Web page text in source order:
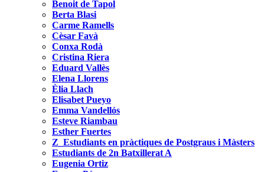
Benoit de Tapol
Berta Blasi
Carme Ramells
Cèsar Favà
Conxa Rodà
Cristina Riera
Eduard Vallès
Elena Llorens
Èlia Llach
Elisabet Pueyo
Emma Vandellós
Esteve Riambau
Esther Fuertes
Z_Estudiants en pràctiques de Postgraus i Màsters
Estudiants de 2n Batxillerat A
Eugenia Ortiz